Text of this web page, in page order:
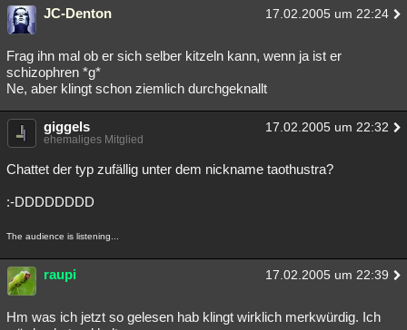
JC-Denton 17.02.2005 um 22:24
Frag ihn mal ob er sich selber kitzeln kann, wenn ja ist er
schizophren *g*
Ne, aber klingt schon ziemlich durchgeknallt
giggels 17.02.2005 um 22:32
ehemaliges Mitglied
Chattet der typ zufällig unter dem nickname taothustra?
:-DDDDDDDD
The audience is listening...
raupi 17.02.2005 um 22:39
Hm was ich jetzt so gelesen hab klingt wirklich merkwürdig. Ich